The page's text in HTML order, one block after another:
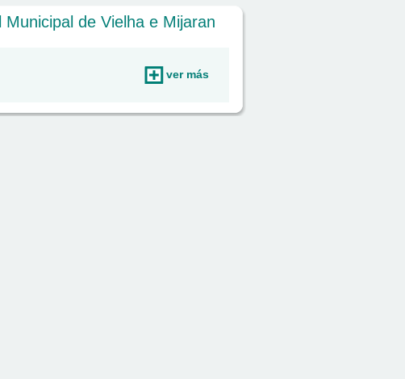
de Vielha e Mijaran
ver más